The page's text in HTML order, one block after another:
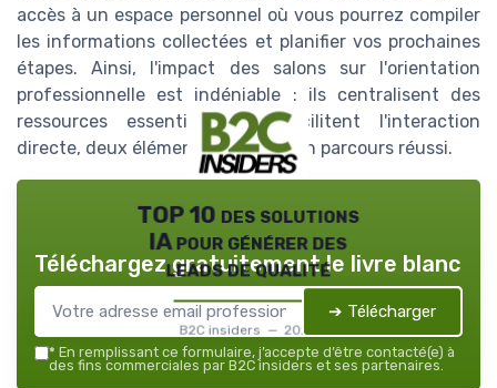
accès à un espace personnel où vous pourrez compiler
les informations collectées et planifier vos prochaines
étapes. Ainsi, l'impact des salons sur l'orientation
professionnelle est indéniable : ils centralisent des
ressources essentielles et facilitent l'interaction
directe, deux éléments clés pour un parcours réussi.
TOP 10 des solutions
IA pour générer des
leads de qualité
B2C insiders — 2026
Téléchargez gratuitement le livre blanc
➔ Télécharger
* En remplissant ce formulaire, j’accepte d’être contacté(e) à
des fins commerciales par B2C insiders et ses partenaires.